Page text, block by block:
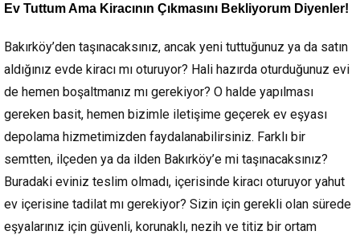
Ev Tuttum Ama Kiracının Çıkmasını Bekliyorum Diyenler!
Bakırköy’den taşınacaksınız, ancak yeni tuttuğunuz ya da satın
aldığınız evde kiracı mı oturuyor? Hali hazırda oturduğunuz evi
de hemen boşaltmanız mı gerekiyor? O halde yapılması
gereken basit, hemen bizimle iletişime geçerek ev eşyası
depolama hizmetimizden faydalanabilirsiniz. Farklı bir
semtten, ilçeden ya da ilden Bakırköy’e mi taşınacaksınız?
Buradaki eviniz teslim olmadı, içerisinde kiracı oturuyor yahut
ev içerisine tadilat mı gerekiyor? Sizin için gerekli olan sürede
eşyalarınız için güvenli, korunaklı, nezih ve titiz bir ortam